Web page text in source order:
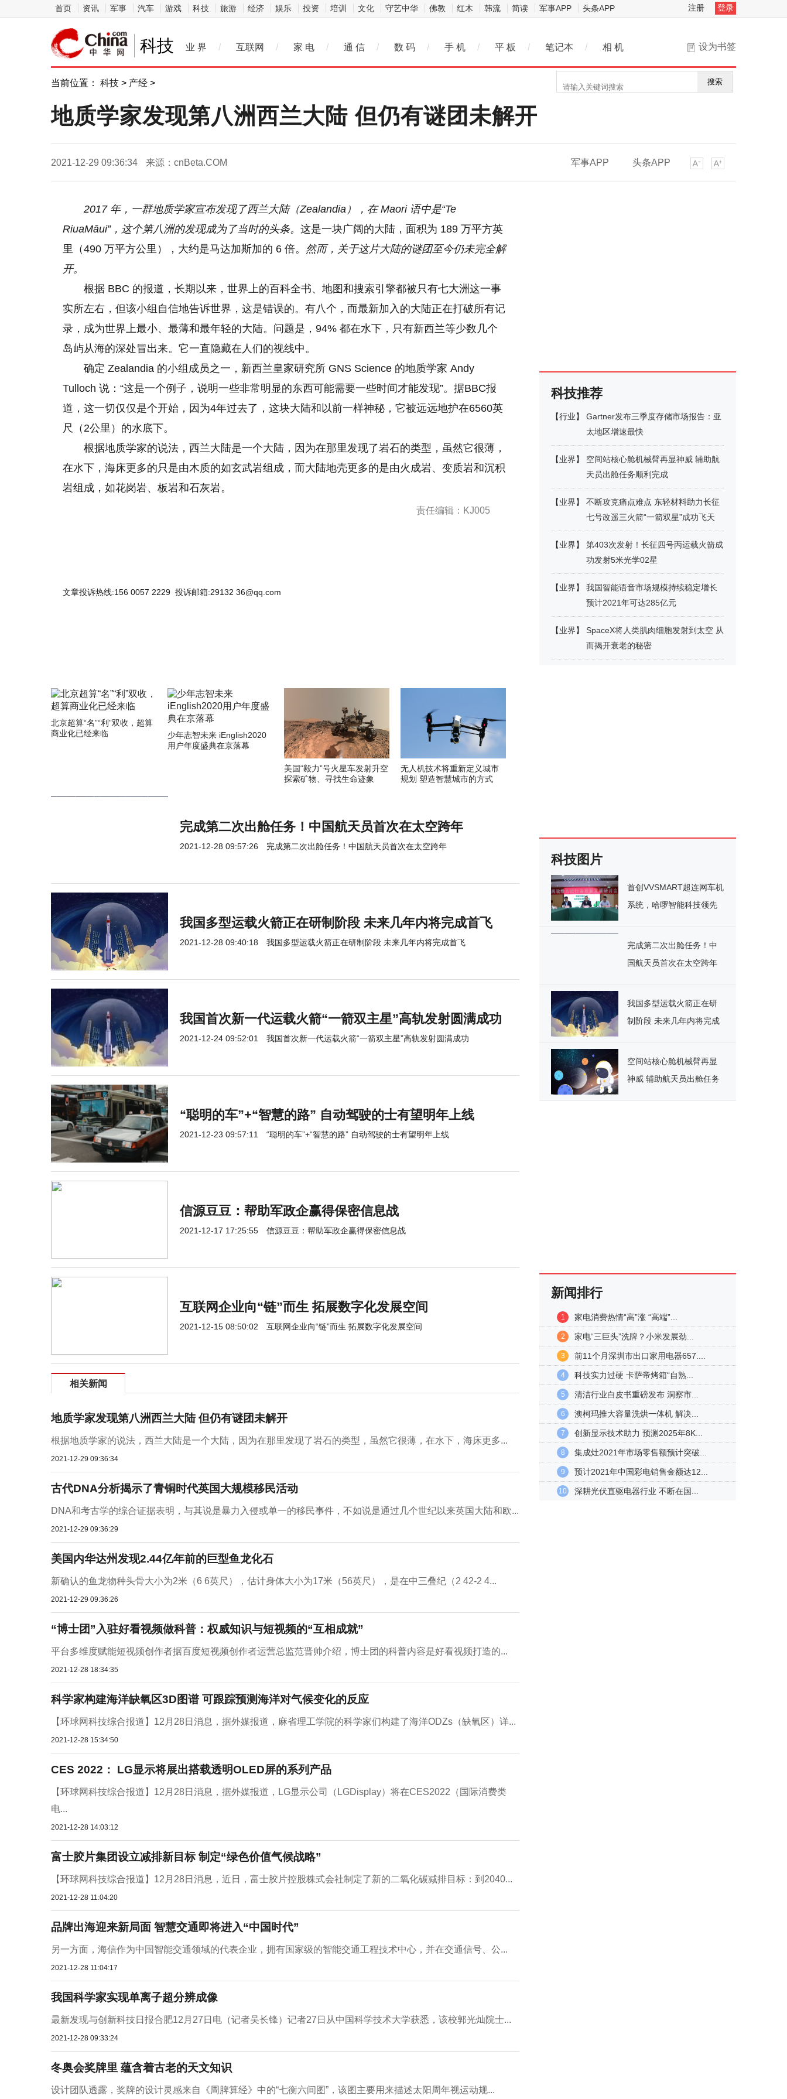
首页 资讯 军事 汽车 游戏 科技 旅游 经济 娱乐 投资 培训 文化 守艺中华 佛教 红木 韩流 简读 军事APP 头条APP 注册 登录
科技 设为书签
业 界 / 互联网 / 家 电 / 通 信 / 数 码 / 手 机 / 平 板 / 笔记本 / 相 机
当前位置： 科技 > 产经 > 搜索
地质学家发现第八洲西兰大陆 但仍有谜团未解开
2021-12-29 09:36:34 来源：cnBeta.COM 军事APP 头条APP
2017 年，一群地质学家宣布发现了西兰大陆（Zealandia），在 Maori 语中是“Te
RiuaMāui”，这个第八洲的发现成为了当时的头条。 这是一块广阔的大陆，面积为 189 万平方英
里（490 万平方公里），大约是马达加斯加的 6 倍。 然而，关于这片大陆的谜团至今仍未完全解
开。
根据 BBC 的报道，长期以来，世界上的百科全书、地图和搜索引擎都被只有七大洲这一事
实所左右，但该小组自信地告诉世界，这是错误的。有八个，而最新加入的大陆正在打破所有记
录，成为世界上最小、最薄和最年轻的大陆。问题是，94% 都在水下，只有新西兰等少数几个
岛屿从海的深处冒出来。它一直隐藏在人们的视线中。
确定 Zealandia 的小组成员之一，新西兰皇家研究所 GNS Science 的地质学家 Andy
Tulloch 说：“这是一个例子，说明一些非常明显的东西可能需要一些时间才能发现”。据BBC报
道，这一切仅仅是个开始，因为4年过去了，这块大陆和以前一样神秘，它被远远地护在6560英
尺（2公里）的水底下。
根据地质学家的说法，西兰大陆是一个大陆，因为在那里发现了岩石的类型，虽然它很薄，
在水下，海床更多的只是由木质的如玄武岩组成，而大陆地壳更多的是由火成岩、变质岩和沉积
岩组成，如花岗岩、板岩和石灰岩。
责任编辑：KJ005
文章投诉热线:156 0057 2229 投诉邮箱:29132 36@qq.com
北京超算“名”“利”双收，超算
商业化已经来临
少年志智未来 iEnglish2020
用户年度盛典在京落幕
美国“毅力”号火星车发射升空
探索矿物、寻找生命迹象
无人机技术将重新定义城市
规划 塑造智慧城市的方式
完成第二次出舱任务！中国航天员首次在太空跨年
2021-12-28 09:57:26 完成第二次出舱任务！中国航天员首次在太空跨年
我国多型运载火箭正在研制阶段 未来几年内将完成首飞
2021-12-28 09:40:18 我国多型运载火箭正在研制阶段 未来几年内将完成首飞
我国首次新一代运载火箭“一箭双主星”高轨发射圆满成功
2021-12-24 09:52:01 我国首次新一代运载火箭“一箭双主星”高轨发射圆满成功
“聪明的车”+“智慧的路” 自动驾驶的士有望明年上线
2021-12-23 09:57:11 “聪明的车”+“智慧的路” 自动驾驶的士有望明年上线
信源豆豆：帮助军政企赢得保密信息战
2021-12-17 17:25:55 信源豆豆：帮助军政企赢得保密信息战
互联网企业向“链”而生 拓展数字化发展空间
2021-12-15 08:50:02 互联网企业向“链”而生 拓展数字化发展空间
相关新闻
地质学家发现第八洲西兰大陆 但仍有谜团未解开
根据地质学家的说法，西兰大陆是一个大陆，因为在那里发现了岩石的类型，虽然它很薄，在水下，海床更多...
2021-12-29 09:36:34
古代DNA分析揭示了青铜时代英国大规模移民活动
DNA和考古学的综合证据表明，与其说是暴力入侵或单一的移民事件，不如说是通过几个世纪以来英国大陆和欧...
2021-12-29 09:36:29
美国内华达州发现2.44亿年前的巨型鱼龙化石
新确认的鱼龙物种头骨大小为2米（6 6英尺），估计身体大小为17米（56英尺），是在中三叠纪（2 42-2 4...
2021-12-29 09:36:26
“博士团”入驻好看视频做科普：权威知识与短视频的“互相成就”
平台多维度赋能短视频创作者据百度短视频创作者运营总监范晋帅介绍，博士团的科普内容是好看视频打造的...
2021-12-28 18:34:35
科学家构建海洋缺氧区3D图谱 可跟踪预测海洋对气候变化的反应
【环球网科技综合报道】12月28日消息，据外媒报道，麻省理工学院的科学家们构建了海洋ODZs（缺氧区）详...
2021-12-28 15:34:50
CES 2022： LG显示将展出搭载透明OLED屏的系列产品
【环球网科技综合报道】12月28日消息，据外媒报道，LG显示公司（LGDisplay）将在CES2022（国际消费类
电...
2021-12-28 14:03:12
富士胶片集团设立减排新目标 制定“绿色价值气候战略”
【环球网科技综合报道】12月28日消息，近日，富士胶片控股株式会社制定了新的二氧化碳减排目标：到2040...
2021-12-28 11:04:20
品牌出海迎来新局面 智慧交通即将进入“中国时代”
另一方面，海信作为中国智能交通领域的代表企业，拥有国家级的智能交通工程技术中心，并在交通信号、公...
2021-12-28 11:04:17
我国科学家实现单离子超分辨成像
最新发现与创新科技日报合肥12月27日电（记者吴长锋）记者27日从中国科学技术大学获悉，该校郭光灿院士...
2021-12-28 09:33:24
冬奥会奖牌里 蕴含着古老的天文知识
设计团队透露，奖牌的设计灵感来自《周脾算经》中的“七衡六间图”，该图主要用来描述太阳周年视运动规...
科技推荐
【行业】
Gartner发布三季度存储市场报告：亚
太地区增速最快
【业界】
空间站核心舱机械臂再显神威 辅助航
天员出舱任务顺利完成
【业界】
不断攻克痛点难点 东轻材料助力长征
七号改遥三火箭“一箭双星”成功飞天
【业界】
第403次发射！长征四号丙运载火箭成
功发射5米光学02星
【业界】
我国智能语音市场规模持续稳定增长
预计2021年可达285亿元
【业界】
SpaceX将人类肌肉细胞发射到太空 从
而揭开衰老的秘密
科技图片
首创VVSMART超连网车机
系统，哈啰智能科技领先
完成第二次出舱任务！中
国航天员首次在太空跨年
我国多型运载火箭正在研
制阶段 未来几年内将完成
空间站核心舱机械臂再显
神威 辅助航天员出舱任务
新闻排行
1 家电消费热情“高”涨 “高端”...
2 家电“三巨头”洗牌？小米发展劲...
3 前11个月深圳市出口家用电器657....
4 科技实力过硬 卡萨帝烤箱“自熟...
5 清洁行业白皮书重磅发布 洞察市...
6 澳柯玛推大容量洗烘一体机 解决...
7 创新显示技术助力 预测2025年8K...
8 集成灶2021年市场零售额预计突破...
9 预计2021年中国彩电销售金额达12...
10 深耕光伏直驱电器行业 不断在国...